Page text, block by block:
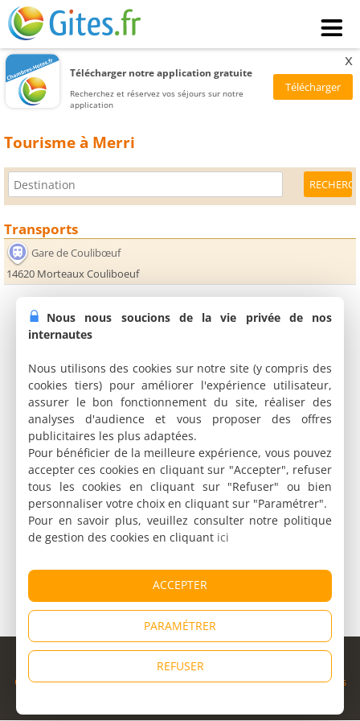
Télécharger notre application gratuite
Recherchez et réservez vos séjours sur notre
application
x
Tourisme à Merri
Transports
Gare de Coulibœuf
14620 Morteaux Couliboeuf
© Copyright 1998 - 2026
Cybevasion|Mentions légales|Confidentialité|CGU|Informations
Nous nous soucions de la vie privée de nos
internautes
Nous utilisons des cookies sur notre site (y compris des
cookies tiers) pour améliorer l'expérience utilisateur,
assurer le bon fonctionnement du site, réaliser des
analyses d'audience et vous proposer des offres
publicitaires les plus adaptées.
Pour bénéficier de la meilleure expérience, vous pouvez
accepter ces cookies en cliquant sur "Accepter", refuser
tous les cookies en cliquant sur "Refuser" ou bien
personnaliser votre choix en cliquant sur "Paramétrer".
Pour en savoir plus, veuillez consulter notre politique
de gestion des cookies en cliquant ici
ACCEPTER
PARAMÉTRER
REFUSER